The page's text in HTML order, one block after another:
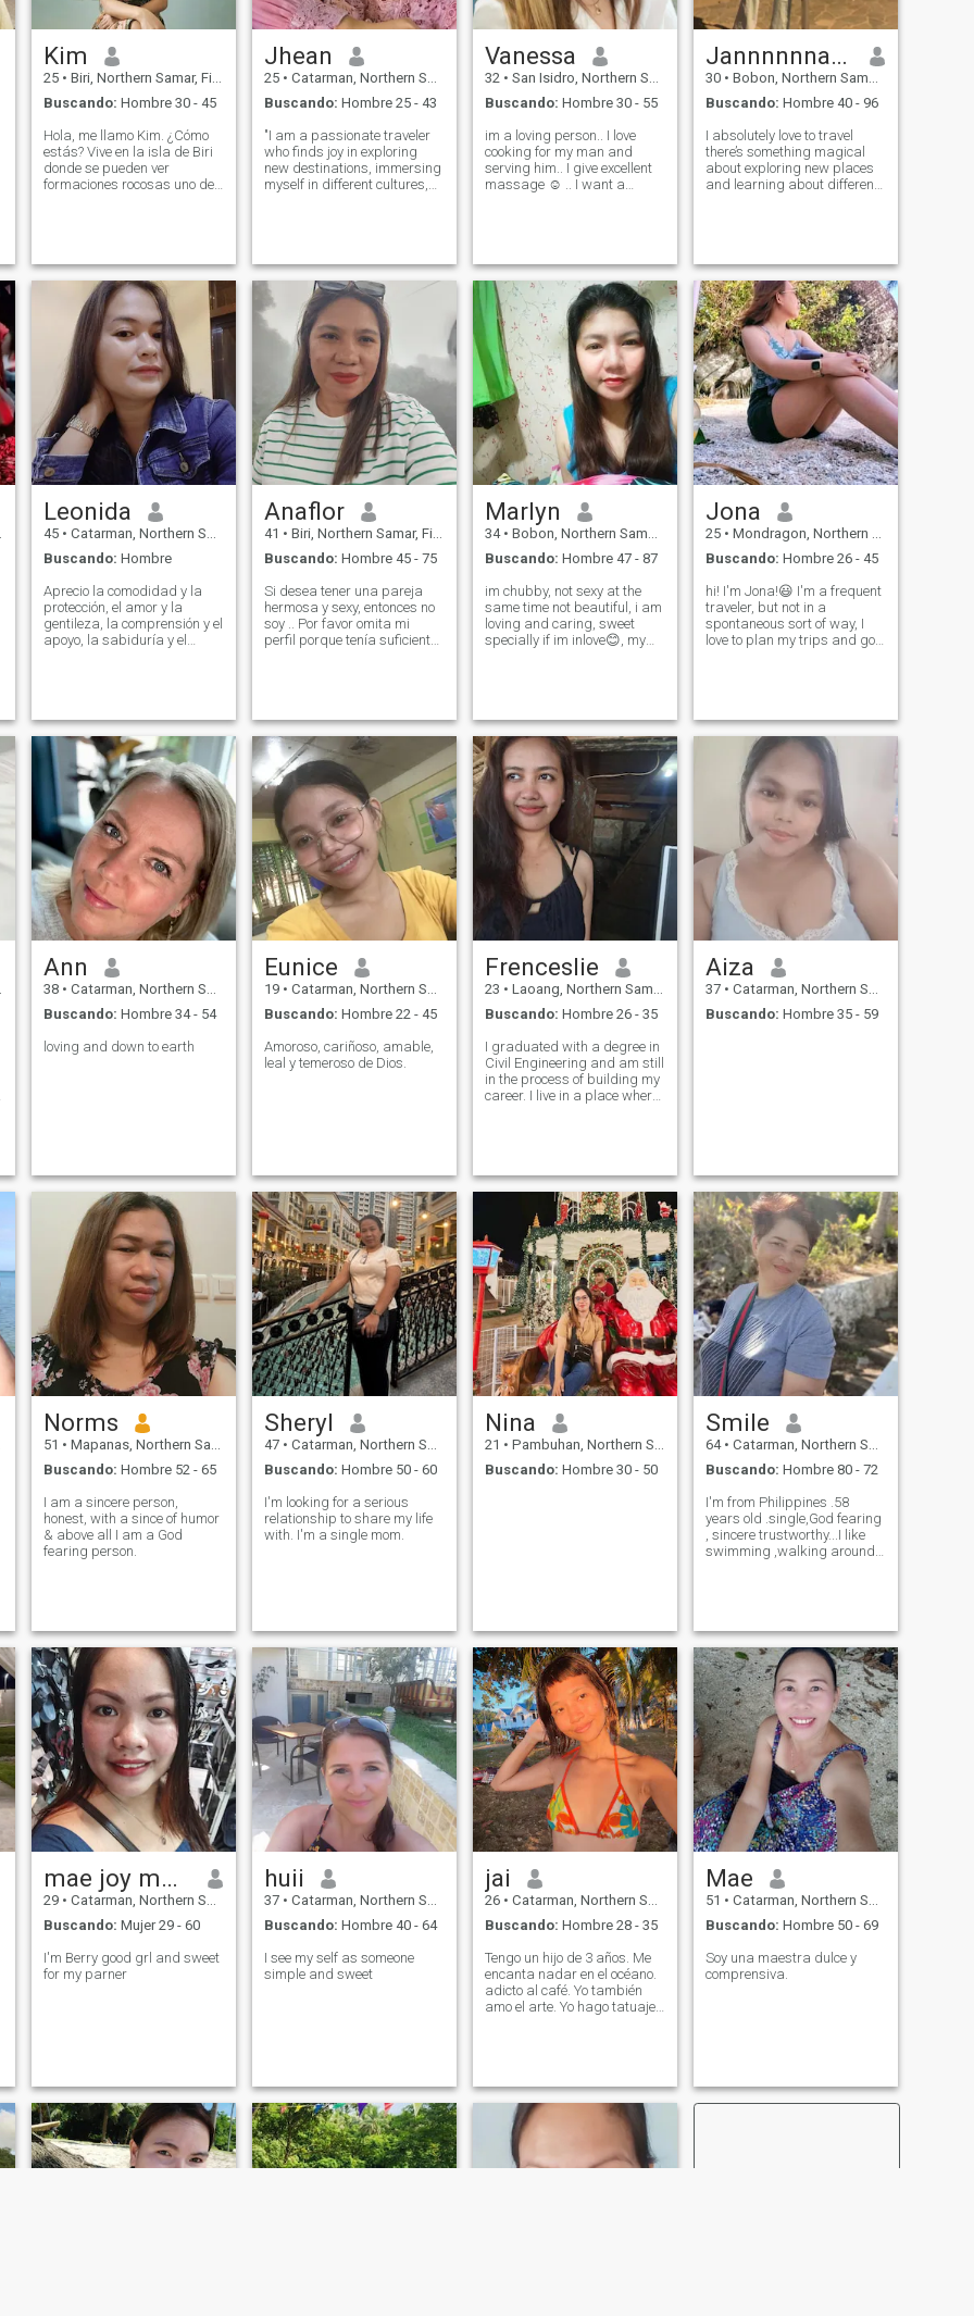
Kim
25 • Biri, Northern Samar, Filipinas
Buscando: Hombre 30 - 45
Hola, me llamo Kim. ¿Cómo
estás? Vive en la isla de Biri
donde se pueden ver
formaciones rocosas uno de
ciudad natal para seguir mi
profesión que es la
enseñanza. Y, por supuesto,
mientras estoy ocupado
preparando mi futuro
también espero estar con
alguien que esté dispuesto a
estar conmigo el resto de mi
vida. Una persona que me
acepte y entienda en todos
los sentidos.
Jhean
25 • Catarman, Northern Samar, Filipinas
Buscando: Hombre 25 - 43
"I am a passionate traveler
who finds joy in exploring
new destinations, immersing
myself in different cultures,
whipping up delicious dishes
an
Vanessa
32 • San Isidro, Northern Samar, Filipinas
Buscando: Hombre 30 - 55
im a loving person.. I love
cooking for my man and
serving him.. I give excellent
massage ☺️ .. I want a
kids since am a teacher..
Jannnnnnaaaa
30 • Bobon, Northern Samar, Filipinas
Buscando: Hombre 40 - 96
I absolutely love to travel
there’s something magical
about exploring new places
and learning about different
seems to have a mind
Leonida
45 • Catarman, Northern Samar, Filipinas
Buscando: Hombre
Aprecio la comodidad y la
protección, el amor y la
gentileza, la comprensión y el
apoyo, la sabiduría y el
y muy lamentable por darme
la! Siempre voy adelante en
la vida, aprendo y pruebo
cosas nuevas y tomo todo lo
que mi vida me da.
Anaflor
41 • Biri, Northern Samar, Filipinas
Buscando: Hombre 45 - 75
Si desea tener una pareja
hermosa y sexy, entonces no
soy .. Por favor omita mi
perfil porque tenía suficiente
relación a corto plazo o un
chat casual. No soy rico, así
que por favor, estafador
déjame solo no obtendrá
nada de mí.
Marlyn
34 • Bobon, Northern Samar, Filipinas
Buscando: Hombre 47 - 87
im chubby, not sexy at the
same time not beautiful, i am
loving and caring, sweet
specially if im inlove😊, my
handle everything.. i love
Jona
25 • Mondragon, Northern Samar, Filipinas
Buscando: Hombre 26 - 45
hi! I'm Jona!😃 I'm a frequent
traveler, but not in a
spontaneous sort of way, I
love to plan my trips and go
food, immerse myself i
Ann
38 • Catarman, Northern Samar, Filipinas
Buscando: Hombre 34 - 54
loving and down to earth
Eunice
19 • Catarman, Northern Samar, Filipinas
Buscando: Hombre 22 - 45
Amoroso, cariñoso, amable,
leal y temeroso de Dios.
Frenceslie
23 • Laoang, Northern Samar, Filipinas
Buscando: Hombre 26 - 35
I graduated with a degree in
Civil Engineering and am still
in the process of building my
career. I live in a place where
beach. I’m a dreamer
Aiza
37 • Catarman, Northern Samar, Filipinas
Buscando: Hombre 35 - 59
Norms
51 • Mapanas, Northern Samar, Filipinas
Buscando: Hombre 52 - 65
I am a sincere person,
honest, with a since of humor
& above all I am a God
fearing person.
Sheryl
47 • Catarman, Northern Samar, Filipinas
Buscando: Hombre 50 - 60
I'm looking for a serious
relationship to share my life
with. I'm a single mom.
Nina
21 • Pambuhan, Northern Samar, Filipinas
Buscando: Hombre 30 - 50
Smile
64 • Catarman, Northern Samar, Filipinas
Buscando: Hombre 80 - 72
I'm from Philippines .58
years old .single,God fearing
, sincere trustworthy...I like
swimming ,walking around
mae joy moscosa
29 • Catarman, Northern Samar, Filipinas
Buscando: Mujer 29 - 60
I'm Berry good grl and sweet
for my parner
huii
37 • Catarman, Northern Samar, Filipinas
Buscando: Hombre 40 - 64
I see my self as someone
simple and sweet
jai
26 • Catarman, Northern Samar, Filipinas
Buscando: Hombre 28 - 35
Tengo un hijo de 3 años. Me
encanta nadar en el océano.
adicto al café. Yo también
amo el arte. Yo hago tatuajes
Mae
51 • Catarman, Northern Samar, Filipinas
Buscando: Hombre 50 - 69
Soy una maestra dulce y
comprensiva.